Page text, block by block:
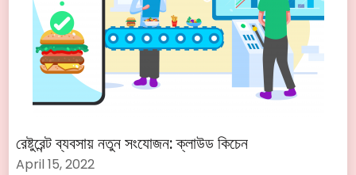
রেষ্টুরেন্ট ব্যবসায় নতুন সংযোজন: ক্লাউড কিচেন
April 15, 2022